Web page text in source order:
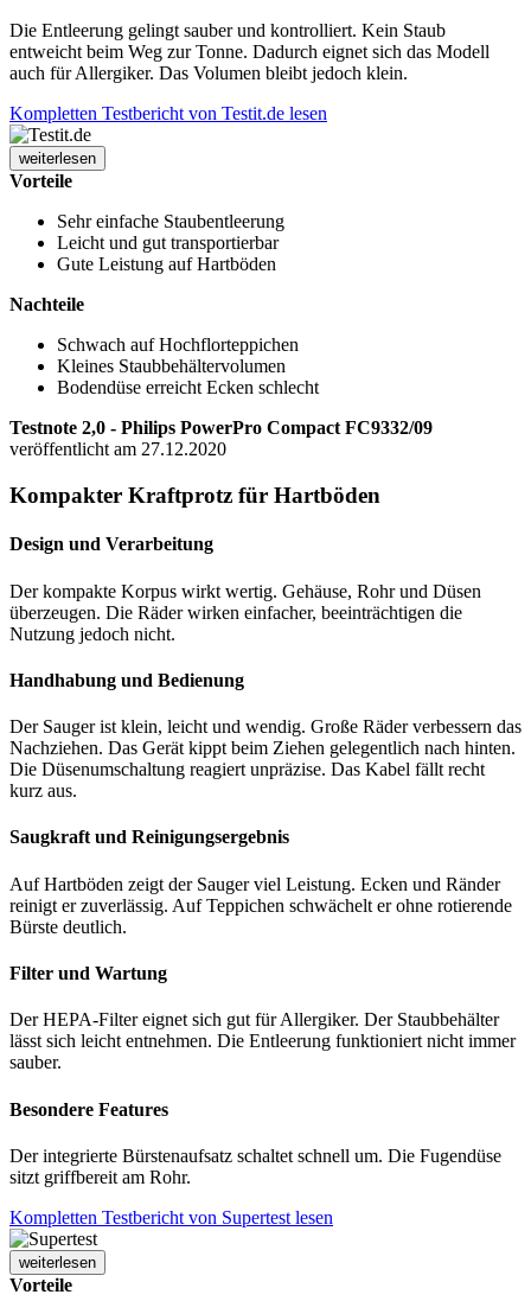
Die Entleerung gelingt sauber und kontrolliert. Kein Staub
entweicht beim Weg zur Tonne. Dadurch eignet sich das Modell
auch für Allergiker. Das Volumen bleibt jedoch klein.
Kompletten Testbericht von Testit.de lesen
weiterlesen
Vorteile
Sehr einfache Staubentleerung
Leicht und gut transportierbar
Gute Leistung auf Hartböden
Nachteile
Schwach auf Hochflorteppichen
Kleines Staubbehältervolumen
Bodendüse erreicht Ecken schlecht
Testnote 2,0 - Philips PowerPro Compact FC9332/09
veröffentlicht am 27.12.2020
Kompakter Kraftprotz für Hartböden
Design und Verarbeitung
Der kompakte Korpus wirkt wertig. Gehäuse, Rohr und Düsen
überzeugen. Die Räder wirken einfacher, beeinträchtigen die
Nutzung jedoch nicht.
Handhabung und Bedienung
Der Sauger ist klein, leicht und wendig. Große Räder verbessern das
Nachziehen. Das Gerät kippt beim Ziehen gelegentlich nach hinten.
Die Düsenumschaltung reagiert unpräzise. Das Kabel fällt recht
kurz aus.
Saugkraft und Reinigungsergebnis
Auf Hartböden zeigt der Sauger viel Leistung. Ecken und Ränder
reinigt er zuverlässig. Auf Teppichen schwächelt er ohne rotierende
Bürste deutlich.
Filter und Wartung
Der HEPA-Filter eignet sich gut für Allergiker. Der Staubbehälter
lässt sich leicht entnehmen. Die Entleerung funktioniert nicht immer
sauber.
Besondere Features
Der integrierte Bürstenaufsatz schaltet schnell um. Die Fugendüse
sitzt griffbereit am Rohr.
Kompletten Testbericht von Supertest lesen
weiterlesen
Vorteile